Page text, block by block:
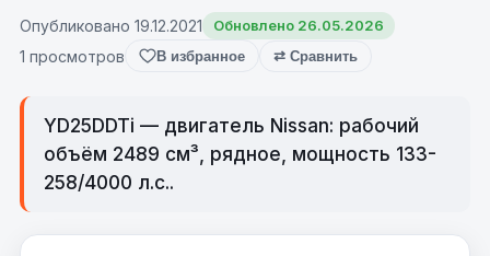
Опубликовано 19.12.2021 Обновлено 26.05.2026
1 просмотров В избранное ⇄ Сравнить
YD25DDTi — двигатель Nissan: рабочий
объём 2489 см³, рядное, мощность 133-
258/4000 л.с..